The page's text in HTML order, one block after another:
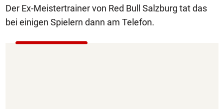
Der Ex-Meistertrainer von Red Bull Salzburg tat das
bei einigen Spielern dann am Telefon.